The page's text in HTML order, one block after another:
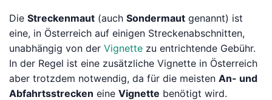
Die Streckenmaut (auch Sondermaut genannt) ist
eine, in Österreich auf einigen Streckenabschnitten,
unabhängig von der Vignette zu entrichtende Gebühr.
In der Regel ist eine zusätzliche Vignette in Österreich
aber trotzdem notwendig, da für die meisten An- und
Abfahrtsstrecken eine Vignette benötigt wird.